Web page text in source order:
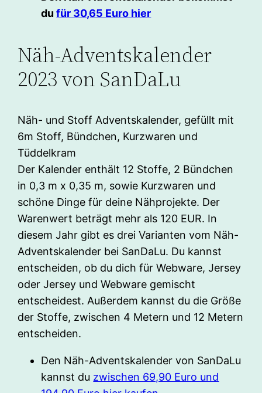
dufür 30,65 Euro hier
Näh-Adventskalender
2023 von SanDaLu
Näh- und Stoff Adventskalender, gefüllt mit
6m Stoff, Bündchen, Kurzwaren und
Tüddelkram
Der Kalender enthält 12 Stoffe, 2 Bündchen
in 0,3 m x 0,35 m, sowie Kurzwaren und
schöne Dinge für deine Nähprojekte. Der
Warenwert beträgt mehr als 120 EUR. In
diesem Jahr gibt es drei Varianten vom Näh-
Adventskalender bei SanDaLu. Du kannst
entscheiden, ob du dich für Webware, Jersey
oder Jersey und Webware gemischt
entscheidest. Außerdem kannst du die Größe
der Stoffe, zwischen 4 Metern und 12 Metern
entscheiden.
Den Näh-Adventskalender von SanDaLu
kannst du zwischen 69,90 Euro und